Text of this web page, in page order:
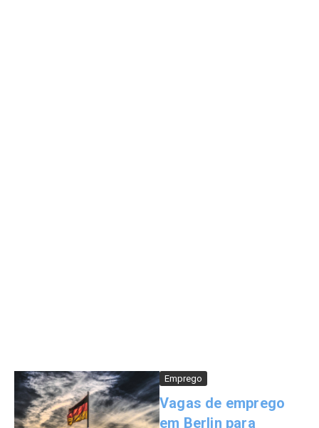
Emprego
Vagas de emprego
em Berlin para